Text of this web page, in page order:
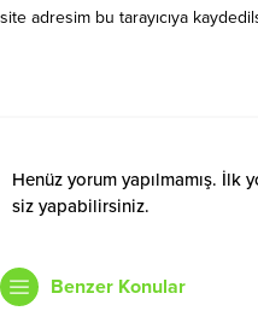
site adresim bu tarayıcıya
Henüz yorum yapılmamış. İlk
siz yapabilirsiniz.
Benzer Konular